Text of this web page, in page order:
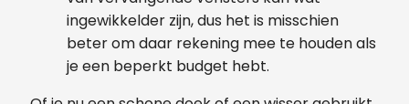
ingewikkelder zijn, dus het is misschien
beter om daar rekening mee te houden als
je een beperkt budget hebt.